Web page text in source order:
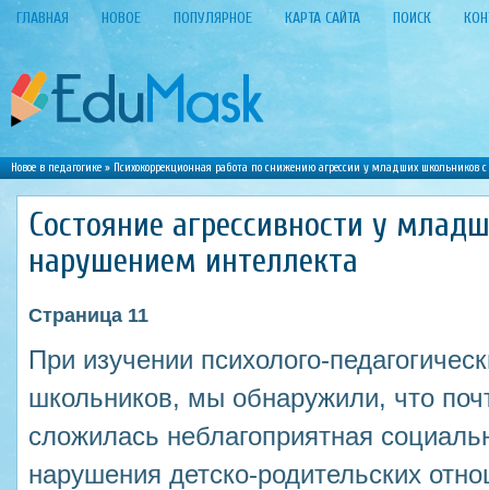
ГЛАВНАЯ НОВОЕ ПОПУЛЯРНОЕ КАРТА САЙТА ПОИСК
Новое в педагогике»Психокоррекционная работа по снижению агрессии у младших школьников
Состояние агрессивности у
нарушением интеллекта
Страница 11
При изучении психолого-
школьников, мы обнаружили, что
сложилась неблагоприятная
нарушения детско-родительских